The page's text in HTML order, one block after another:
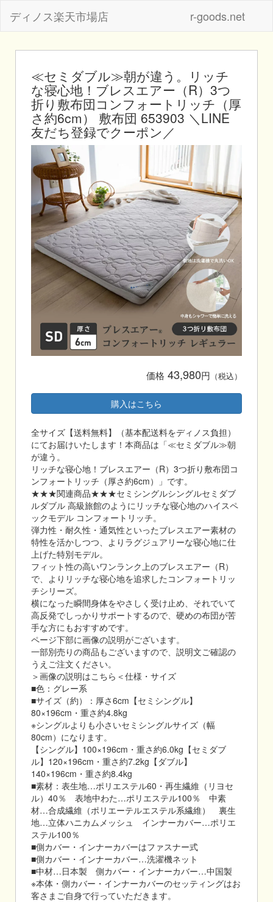
ディノス楽天市場店 r-goods.net
≪セミダブル≫朝が違う。リッチ
な寝心地！ブレスエアー（R）3つ
折り敷布団コンフォートリッチ（厚
さ約6cm） 敷布団 653903 ＼LINE
友だち登録でクーポン／
価格 43,980円 （税込）
購入はこちら
全サイズ【送料無料】（基本配送料をディノス負担）
にてお届けいたします！本商品は「≪セミダブル≫朝
が違う。
リッチな寝心地！ブレスエアー（R）3つ折り敷布団コ
ンフォートリッチ（厚さ約6cm）」です。
★★★関連商品★★★セミシングルシングルセミダブ
ルダブル 高級旅館のようにリッチな寝心地のハイスペ
ックモデル コンフォートリッチ。
弾力性・耐久性・通気性といったブレスエアー素材の
特性を活かしつつ、よりラグジュアリーな寝心地に仕
上げた特別モデル。
フィット性の高いワンランク上のブレスエアー（R）
で、よりリッチな寝心地を追求したコンフォートリッ
チシリーズ。
横になった瞬間身体をやさしく受け止め、それでいて
高反発でしっかりサポートするので、硬めの布団が苦
手な方にもおすすめです。
ページ下部に画像の説明がございます。
一部別売りの商品もございますので、説明文ご確認の
うえご注文ください。
＞画像の説明はこちら＜仕様・サイズ
■色：グレー系
■サイズ（約）：厚さ6cm【セミシングル】
80×196cm・重さ約4.8kg
※シングルよりも小さいセミシングルサイズ（幅
80cm）になります。
【シングル】100×196cm・重さ約6.0kg【セミダブ
ル】120×196cm・重さ約7.2kg【ダブル】
140×196cm・重さ約8.4kg
■素材：表生地…ポリエステル60・再生繊維（リヨセ
ル）40％ 表地中わた…ポリエステル100％ 中素
材…合成繊維（ポリエーテルエステル系繊維） 裏生
地…立体ハニカムメッシュ インナーカバー…ポリエ
ステル100％
■側カバー・インナーカバーはファスナー式
■側カバー・インナーカバー…洗濯機ネット
■中材…日本製 側カバー・インナーカバー…中国製
※本体・側カバー・インナーカバーのセッティングはお
客さまご自身で行っていただきます。